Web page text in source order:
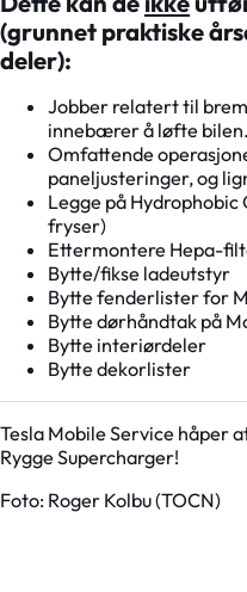
(grunnet praktiske
deler):
Jobber relatert til
innebærer å løfte bilen.
Omfattende
paneljusteringer, og
Legge på
fryser)
Ettermontere Hepa-
Bytte/fikse ladeutstyr
Bytte fenderlister for
Bytte dørhåndtak på
Bytte interiørdeler
Bytte dekorlister
Tesla Mobile Service håper
Rygge Supercharger!
Foto: Roger Kolbu (TOCN)